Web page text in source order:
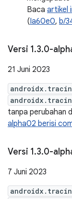
Baca artikel
(Ia60e0, b/
Versi 1.3.0-
21 Juni 2023
tanpa perubahan
alpha02 berisi
Versi 1.3.0-
7 Juni 2023